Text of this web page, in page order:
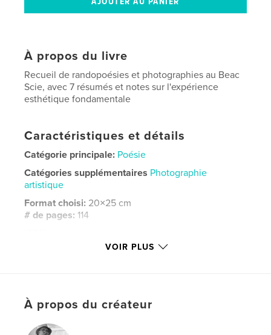
À propos du livre
Recueil de randopoésies et photographies au Beac
Scie, avec 7 résumés et notes sur l'expérience
esthétique fondamentale
Caractéristiques et détails
Catégorie principale: Poésie
Catégories supplémentaires Photographie
artistique
Format choisi: 20×25 cm
# de pages: 114
Couverture souple: 9798260976616
Mots-clés
VOIR PLUS
À propos du créateur